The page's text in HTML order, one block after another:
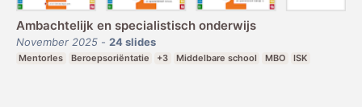
Ambachtelijk en specialistisch onderwijs
November 2025 - 24slides
Mentorles Beroepsoriëntatie +3 Middelbare school MBO ISK